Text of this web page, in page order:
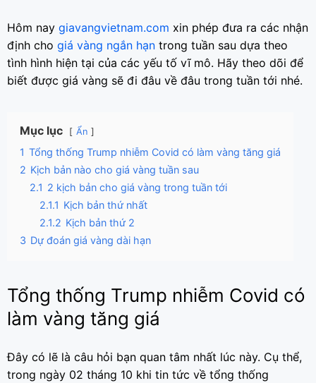
Hôm nay giavangvietnam.com xin phép đưa ra các nhận
định cho giá vàng ngắn hạn trong tuần sau dựa theo
tình hình hiện tại của các yếu tố vĩ mô. Hãy theo dõi để
biết được giá vàng sẽ đi đâu về đâu trong tuần tới nhé.
Mục lục Ẩn
1 Tổng thống Trump nhiễm Covid có làm vàng tăng giá
2 Kịch bản nào cho giá vàng tuần sau
2.1 2 kịch bản cho giá vàng trong tuần tới
2.1.1 Kịch bản thứ nhất
2.1.2 Kịch bản thứ 2
3 Dự đoán giá vàng dài hạn
Tổng thống Trump nhiễm Covid có
làm vàng tăng giá
Đây có lẽ là câu hỏi bạn quan tâm nhất lúc này. Cụ thể,
trong ngày 02 tháng 10 khi tin tức về tổng thống